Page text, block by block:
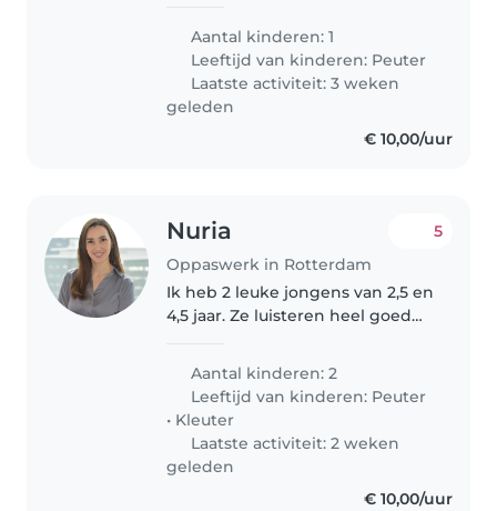
ziekenhuis en binnenkort start
ik een traject voor een operatie...
Aantal kinderen: 1
Leeftijd van kinderen: Peuter
Laatste activiteit: 3 weken
geleden
€ 10,00/uur
Nuria
Oppaswerk in Rotterdam
5
Ik heb 2 leuke jongens van 2,5 en
4,5 jaar. Ze luisteren heel goed
nooit echt boos vooral als zijn
vader en moeder er niet bij zijn.
Ze houden van..
Aantal kinderen: 2
Leeftijd van kinderen: Peuter
• Kleuter
Laatste activiteit: 2 weken
geleden
€ 10,00/uur